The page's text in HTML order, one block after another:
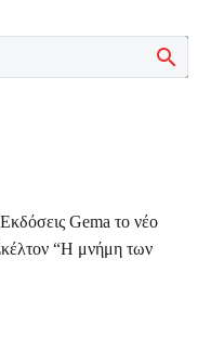
Gema το νέο
“Η μνήμη των